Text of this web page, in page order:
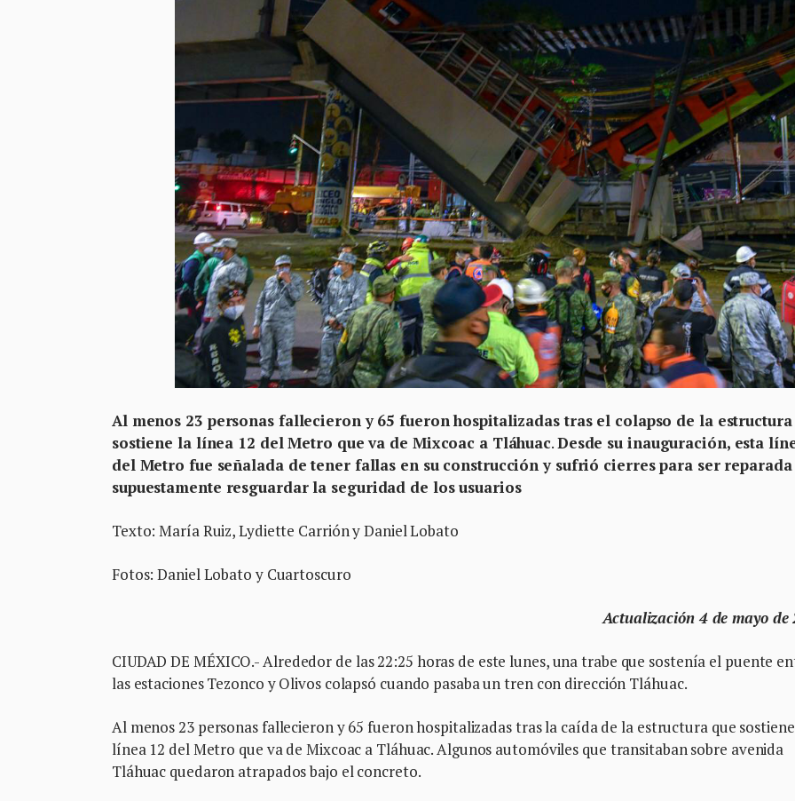
Al menos 23 personas fallecieron y 65 fueron hospitalizadas tras el colapso de la
sostiene la línea 12 del Metro que va de Mixcoac a Tláhuac.Desde su inauguración, esta
del Metro fue señalada de tener fallas en su construcción y sufrió cierres para ser reparada
supuestamente resguardar la seguridad de los usuarios
Texto: María Ruiz, Lydiette Carrión y Daniel Lobato
Fotos: Daniel Lobato y Cuartoscuro
Actualización 4 de mayo de
CIUDAD DE MÉXICO.- Alrededor de las 22:25 horas de este lunes, una trabe que sostenía el puente
las estaciones Tezonco y Olivos colapsó cuando pasaba un tren con dirección Tláhuac.
Al menos 23 personas fallecieron y 65 fueron hospitalizadas tras la caída de la estructura que
línea 12 del Metro que va de Mixcoac a Tláhuac. Algunos automóviles que transitaban sobre avenida
Tláhuac quedaron atrapados bajo el concreto.